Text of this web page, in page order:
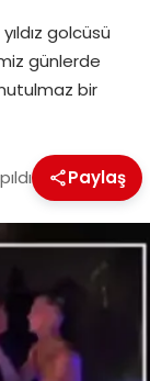
golcüsü
günlerde
bir
Paylaş